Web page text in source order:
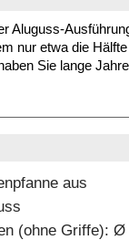
Aluguss-
nur etwa die
Sie lange
aus
(ohne Griffe): Ø